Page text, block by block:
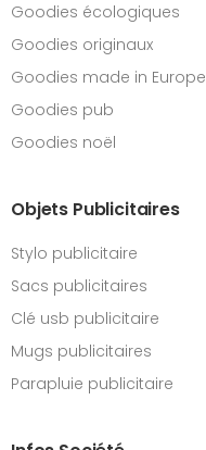
Goodies écologiques
Goodies originaux
Goodies made in Europe
Goodies pub
Goodies noël
Objets Publicitaires
Stylo publicitaire
Sacs publicitaires
Clé usb publicitaire
Mugs publicitaires
Parapluie publicitaire